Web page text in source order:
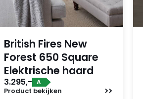
British Fires New
Forest 650 Square
Elektrische haard
3.295,- A
Product bekijken